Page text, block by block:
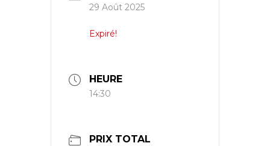
29 Août 2025
Expiré!
HEURE
14:30
PRIX TOTAL